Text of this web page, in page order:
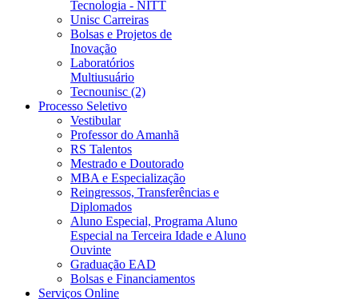
Tecnologia - NITT
Unisc Carreiras
Bolsas e Projetos de
Inovação
Laboratórios
Multiusuário
Tecnounisc (2)
Processo Seletivo
Vestibular
Professor do Amanhã
RS Talentos
Mestrado e Doutorado
MBA e Especialização
Reingressos, Transferências e
Diplomados
Aluno Especial, Programa Aluno
Especial na Terceira Idade e Aluno
Ouvinte
Graduação EAD
Bolsas e Financiamentos
Serviços Online